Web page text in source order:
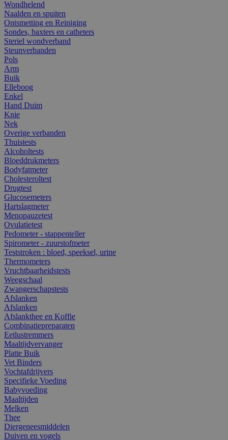
Wondhelend
Naalden en spuiten
Ontsmetting en Reiniging
Sondes, baxters en catheters
Steriel wondverband
Steunverbanden
Pols
Arm
Buik
Elleboog
Enkel
Hand Duim
Knie
Nek
Overige verbanden
Thuistests
Alcoholtests
Bloeddrukmeters
Bodyfatmeter
Cholesteroltest
Drugtest
Glucosemeters
Hartslagmeter
Menopauzetest
Ovulatietest
Pedometer - stappenteller
Spirometer - zuurstofmeter
Teststroken : bloed, speeksel, urine
Thermometers
Vruchtbaarheidstests
Weegschaal
Zwangerschapstests
Afslanken
Afslanken
Afslankthee en Koffie
Combinatiepreparaten
Eetlustremmers
Maaltijdvervanger
Platte Buik
Vet Binders
Vochtafdrijvers
Specifieke Voeding
Babyvoeding
Maaltijden
Melken
Thee
Diergeneesmiddelen
Duiven en vogels